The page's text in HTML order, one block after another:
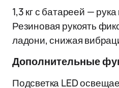
1,3 кг с батареей —
Резиновая рукоять
ладони, снижая
Дополнительные
Подсветка LED